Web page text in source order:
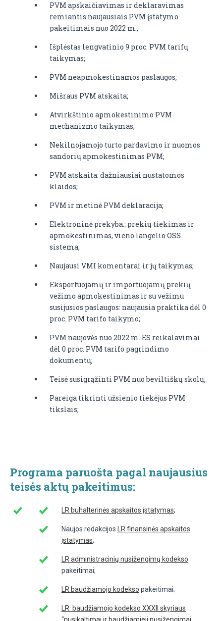
PVM apskaičiavimas ir deklaravimas
remiantis naujausiais PVM įstatymo
pakeitimais nuo 2022 m.;
Išplėstas lengvatinio 9 proc. PVM tarifų
taikymas;
PVM neapmokestinamos paslaugos;
Mišraus PVM atskaita;
Atvirkštinio apmokestinimo PVM
mechanizmo taikymas;
Nekilnojamojo turto pardavimo ir nuomos
sandorių apmokestinimas PVM;
PVM atskaita: dažniausiai nustatomos
klaidos;
PVM ir metinė PVM deklaracija;
Elektroninė prekyba.: prekių tiekimas ir
apmokestinimas, vieno langelio OSS
sistema;
Naujausi VMI komentarai ir jų taikymas;
Eksportuojamų ir importuojamų prekių
vežimo apmokestinimas ir su vežimu
susijusios paslaugos: naujausia praktika dėl 0
proc. PVM tarifo taikymo;
PVM naujovės nuo 2022 m. ES reikalavimai
dėl 0 proc. PVM tarifo pagrindimo
dokumentų;
Teisė susigrąžinti PVM nuo beviltiškų skolų;
Pareiga tikrinti užsienio tiekėjus PVM
tikslais;
Programa paruošta pagal naujausius
teisės aktų pakeitimus:
LR buhalterinės apskaitos įstatymas;
Naujos redakcijos
LR finansinės apskaitos
įstatymas;
LR administracinių nusižengimų kodekso
pakeitimai;
LR baudžiamojo kodekso pakeitimai;
LR baudžiamojo kodekso XXXII skyriaus